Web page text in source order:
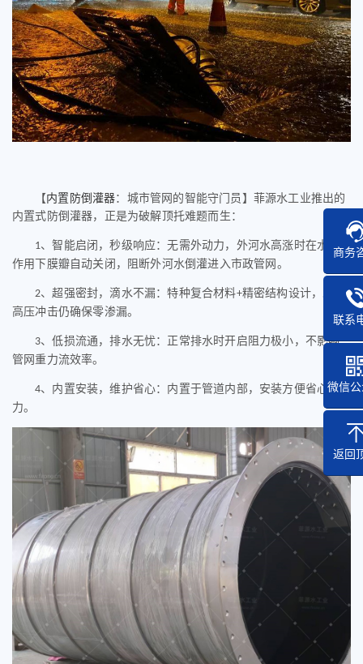
【内置防倒灌器：城市管网的智能守门员】菲源水工业推出的
内置式防倒灌器，正是为破解顶托难题而生：
1、智能启闭，秒级响应：无需外动力，外河水高涨时在水压
作用下膜瓣自动关闭，阻断外河水倒灌进入市政管网。
2、超强密封，滴水不漏：特种复合材料+精密结构设计，承受
高压冲击仍确保零渗漏。
3、低损流通，排水无忧：正常排水时开启阻力极小，不影响
管网重力流效率。
4、内置安装，维护省心：内置于管道内部，安装方便省心省
力。
商务
联系
微信
返回